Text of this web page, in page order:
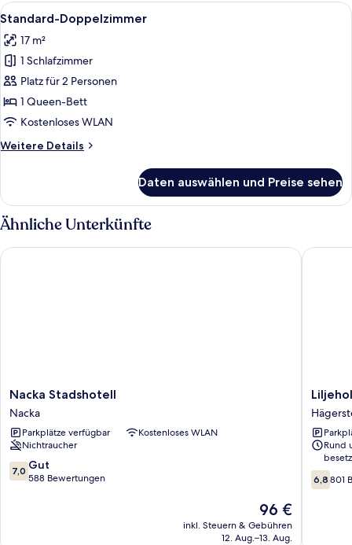
Alle
Fotos
für
Standard-
Doppelzimmer
anzeigen
Hochwertige Bettwaren, Pillowtop-
4
Standard-Doppelzimmer
17 m²
1 Schlafzimmer
Platz für 2 Personen
1 Queen-Bett
Kostenloses WLAN
Weitere Details
Weitere
Doppelzimmer
Daten auswählen und Preise sehen
Ähnliche Unterkünfte
Nacka
Stadshotell
Nacka
Nacka Stadshotell
Nacka
Parkplätze verfügbar
Kostenloses WLAN
Nichtraucher
7.0
von
7,0 Gut
588 Bewertungen
Der
Preis
beträgt
96 €
inkl. Steuern & Gebühren
12. Aug.–13. Aug.
Nacka Stadshotell
Rund
6.8
von
6,8 801